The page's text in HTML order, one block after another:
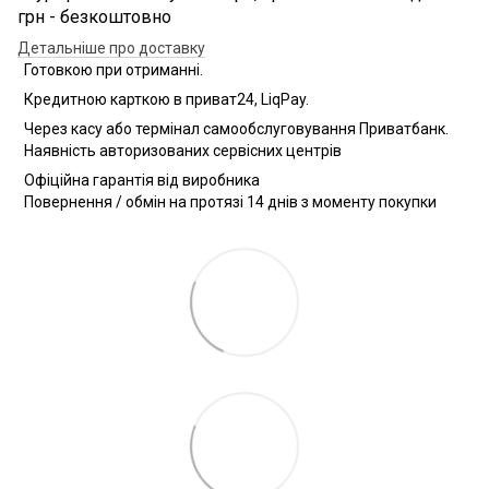
грн - безкоштовно
Детальніше про доставку
Готовкою при отриманні.
Кредитною карткою в приват24, LiqPay.
Через касу або термінал самообслуговування Приватбанк.
Наявність авторизованих сервісних центрів
Офіційна гарантія від виробника
Повернення / обмін на протязі 14 днів з моменту покупки